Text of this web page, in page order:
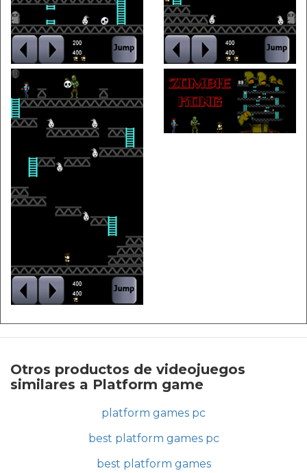
Otros productos de videojuegos
similares a Platform game
platform games pc
best platform games pc
best platform games